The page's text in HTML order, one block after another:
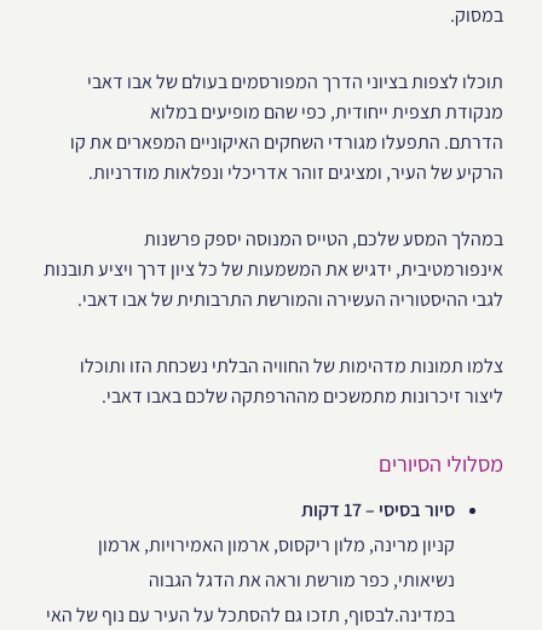
במסוק.
תוכלו לצפות בציוני הדרך המפורסמים בעולם של אבו דאבי
מנקודת תצפית ייחודית, כפי שהם מופיעים במלוא
הדרתם. התפעלו מגורדי השחקים האיקוניים המפארים את קו
הרקיע של העיר, ומציגים זוהר אדריכלי ונפלאות מודרניות.
במהלך המסע שלכם, הטייס המנוסה יספק פרשנות
אינפורמטיבית, ידגיש את המשמעות של כל ציון דרך ויציע תובנות
לגבי ההיסטוריה העשירה והמורשת התרבותית של אבו דאבי.
צלמו תמונות מדהימות של החוויה הבלתי נשכחת הזו ותוכלו
ליצור זיכרונות מתמשכים מההרפתקה שלכם באבו דאבי.
מסלולי הסיורים
סיור בסיסי – 17 דקות
קניון מרינה, מלון ריקסוס, ארמון האמירויות, ארמון
נשיאותי, כפר מורשת וראה את הדגל הגבוה
במדינה.לבסוף, תזכו גם להסתכל על העיר עם נוף של האי